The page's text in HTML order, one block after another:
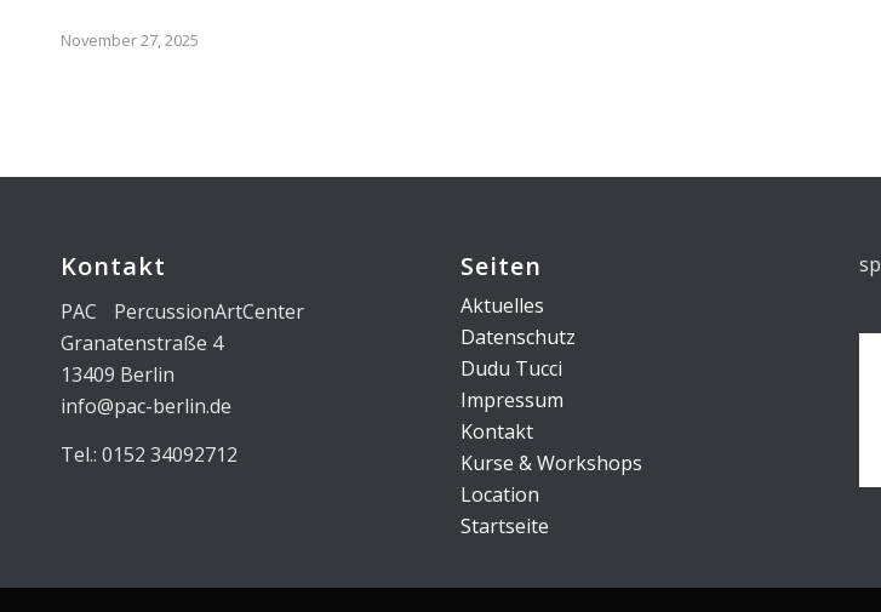
November 27, 2025
Kontakt
PAC PercussionArtCenter
Granatenstraße 4
13409 Berlin
info@pac-berlin.de
Tel.: 0152 34092712
Seiten
Aktuelles
Datenschutz
Dudu Tucci
Impressum
Kontakt
Kurse & Workshops
Location
Startseite